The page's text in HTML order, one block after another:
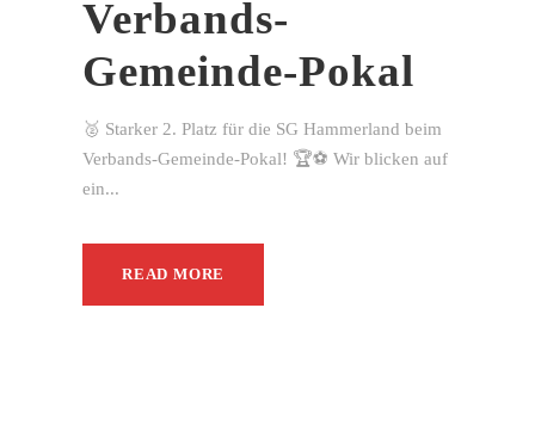
Verbands-
Gemeinde-Pokal
🥈 Starker 2. Platz für die SG Hammerland beim
Verbands-Gemeinde-Pokal! 🏆⚽ Wir blicken auf
ein...
READ MORE